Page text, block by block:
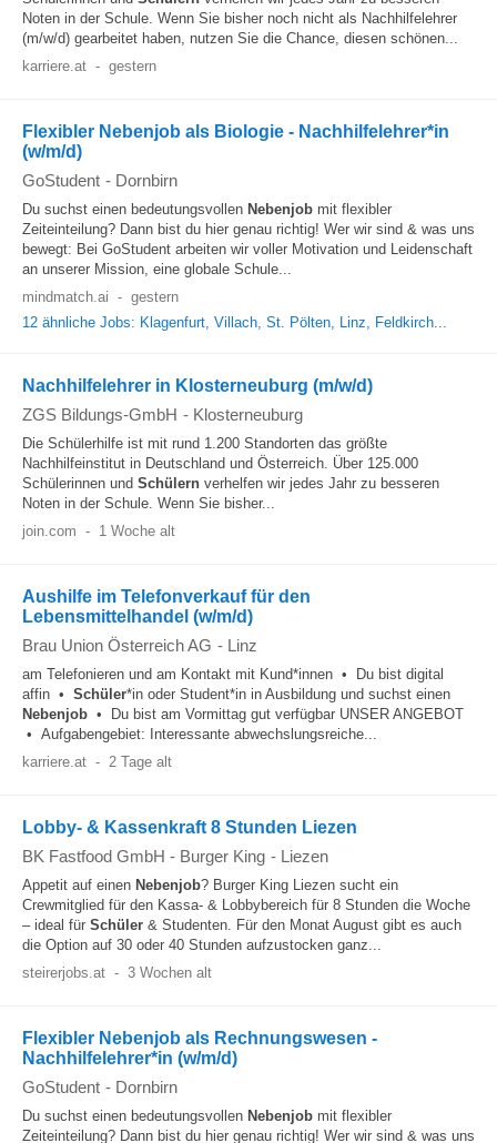
Noten in der Schule. Wenn Sie bisher noch nicht als Nachhilfelehrer
(m/w/d) gearbeitet haben, nutzen Sie die Chance, diesen schönen...
karriere.at - gestern
Flexibler Nebenjob als Biologie - Nachhilfelehrer*in
(w/m/d)
GoStudent - Dornbirn
Du suchst einen bedeutungsvollen Nebenjob mit flexibler
Zeiteinteilung? Dann bist du hier genau richtig! Wer wir sind & was uns
bewegt: Bei GoStudent arbeiten wir voller Motivation und Leidenschaft
an unserer Mission, eine globale Schule...
mindmatch.ai - gestern
12 ähnliche Jobs: Klagenfurt, Villach, St. Pölten, Linz, Feldkirch...
Nachhilfelehrer in Klosterneuburg (m/w/d)
ZGS Bildungs-GmbH - Klosterneuburg
Die Schülerhilfe ist mit rund 1.200 Standorten das größte
Nachhilfeinstitut in Deutschland und Österreich. Über 125.000
Schülerinnen und Schülern verhelfen wir jedes Jahr zu besseren
Noten in der Schule. Wenn Sie bisher...
join.com - 1 Woche alt
Aushilfe im Telefonverkauf für den
Lebensmittelhandel (w/m/d)
Brau Union Österreich AG - Linz
am Telefonieren und am Kontakt mit Kund*innen • Du bist digital
affin • Schüler*in oder Student*in in Ausbildung und suchst einen
Nebenjob • Du bist am Vormittag gut verfügbar UNSER ANGEBOT
• Aufgabengebiet: Interessante abwechslungsreiche...
karriere.at - 2 Tage alt
Lobby- & Kassenkraft 8 Stunden Liezen
BK Fastfood GmbH - Burger King - Liezen
Appetit auf einen Nebenjob? Burger King Liezen sucht ein
Crewmitglied für den Kassa- & Lobbybereich für 8 Stunden die Woche
– ideal für Schüler & Studenten. Für den Monat August gibt es auch
die Option auf 30 oder 40 Stunden aufzustocken ganz...
steirerjobs.at - 3 Wochen alt
Flexibler Nebenjob als Rechnungswesen -
Nachhilfelehrer*in (w/m/d)
GoStudent - Dornbirn
Du suchst einen bedeutungsvollen Nebenjob mit flexibler
Zeiteinteilung? Dann bist du hier genau richtig! Wer wir sind & was uns